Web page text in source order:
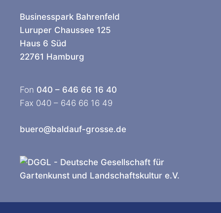
Businesspark Bahrenfeld
Luruper Chaussee 125
Haus 6 Süd
22761 Hamburg
Fon 040 – 646 66 16 40
Fax 040 – 646 66 16 49
buero@baldauf-grosse.de